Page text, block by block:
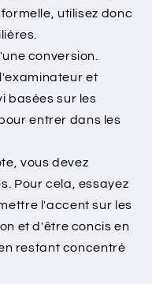
utilisez donc
conversion.
et
basées sur les
entrer dans les
vous devez
Pour cela, essayez
l'accent sur les
et d'être concis en
restant concentré